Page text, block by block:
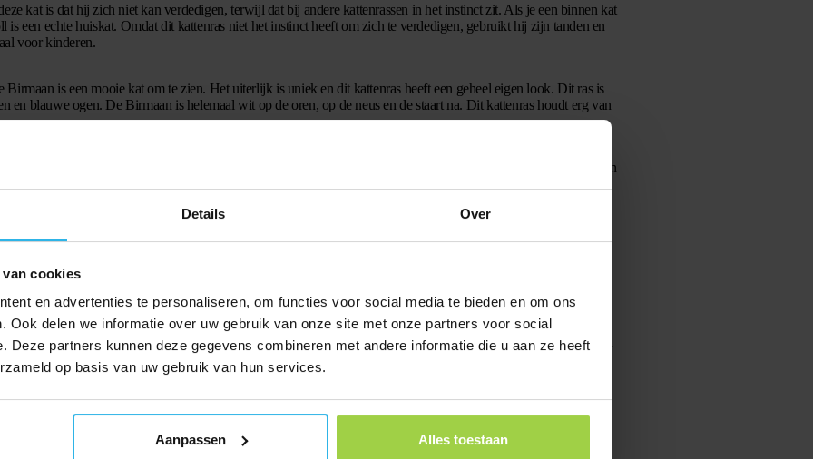
Details Over
cookies
en advertenties te personaliseren, om functies voor social media te bieden en om ons
Ook delen we informatie over uw gebruik van onze site met onze partners voor social
Deze partners kunnen deze gegevens combineren met andere informatie die u aan ze heeft
op basis van uw gebruik van hun services.
Aanpassen Alles toestaan
kat is dat hij zich niet kan verdedigen, terwijl dat bij andere kattenrassen in het instinct zit. Als je een binnen kat
is een echte huiskat. Omdat dit kattenras niet het instinct heeft om zich te verdedigen, gebruikt hij zijn tanden en
voor kinderen.
Birmaan is een mooie kat om te zien. Het uiterlijk is uniek en dit kattenras heeft een geheel eigen look. Dit ras is
en blauwe ogen. De Birmaan is helemaal wit op de oren, op de neus en de staart na. Dit kattenras houdt erg van
Britste Korthaar, maar is groter, slanker en sterker. Dit is een schattige kat en dit kattenras gaat graag met mensen
uit. Elke kat in dit ras is uniek. Als je dit kattenras in huis neemt, kun je 15 tot 20 jaar genieten van je kat. De
naar zijn baasje toe, maar ook naar andere mensen en kinderen.
leuke grote oren die naar boven wijzen. Het is familie van de Siamees. De Oosterse Korthaar is een heel
en sociaal. Het liefst is de Oosters Korthaar bij zijn baasje. Het ras is vaak slank gebouwd, maar ze hebben veel
ter wereld. Dit kattenras heeft een unieke bouw en vacht. Het zijn slimme en sociale katten. Deze katten
De Abessijnse katten kunnen ook heel verlegen bij nieuwe mensen rondlopen. Dit kattenras past heel goed in een
Zo weet je altijd waar hij is en welke avonturen hij heeft beleefd.